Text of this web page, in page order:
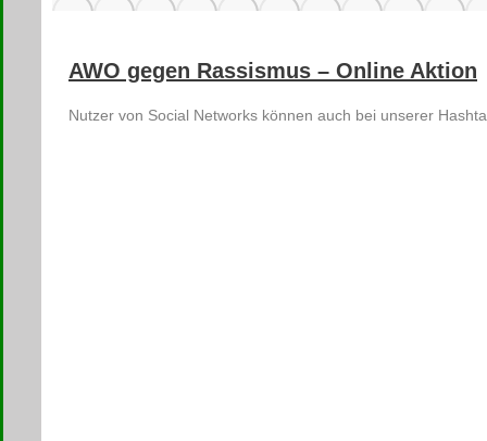
AWO gegen Rassismus – Online Aktion
Nutzer von Social Networks können auch bei unserer